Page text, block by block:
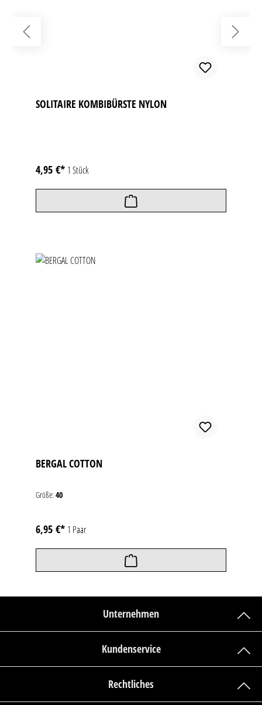
SOLITAIRE KOMBIBÜRSTE NYLON
4,95 €* 1 Stück
BERGAL COTTON
Größe: 40
6,95 €* 1 Paar
Unternehmen
Kundenservice
Rechtliches